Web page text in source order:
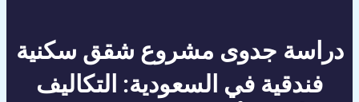
دراسة جدوى مشروع شقق سكنية
فندقية في السعودية: التكاليف